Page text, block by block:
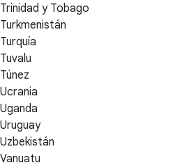
Trinidad y Tobago
Turkmenistán
Turquía
Tuvalu
Túnez
Ucrania
Uganda
Uruguay
Uzbekistán
Vanuatu